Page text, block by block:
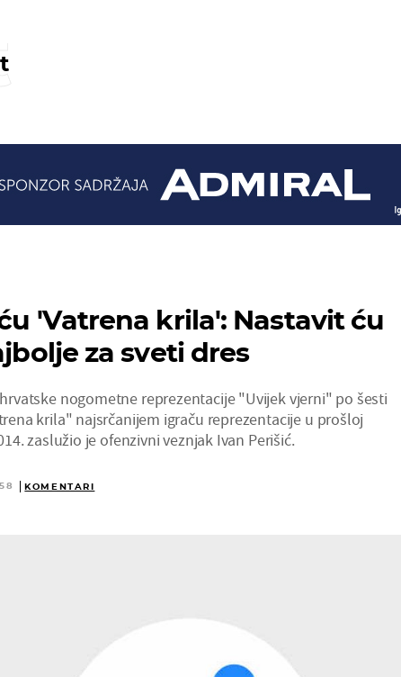
'Vatrena krila': Nastavit ću
za sveti dres
nogometne reprezentacije "Uvijek vjerni" po šesti
krila" najsrčanijem igraču reprezentacije u prošloj
zaslužio je ofenzivni veznjak Ivan Perišić.
KOMENTARI